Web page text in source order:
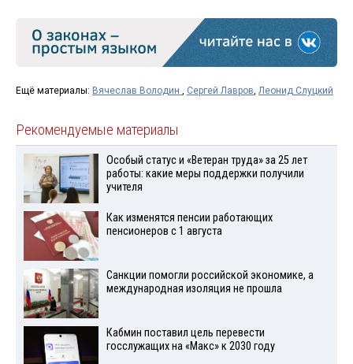
Ещё материалы: Вячеслав Володин , Сергей Лавров, Леонид Слуцкий
Рекомендуемые материалы
Особый статус и «Ветеран труда» за 25 лет
работы: какие меры поддержки получили
учителя
Как изменятся пенсии работающих
пенсионеров с 1 августа
Санкции помогли российской экономике, а
международная изоляция не прошла
Кабмин поставил цель перевести
госслужащих на «Макс» к 2030 году